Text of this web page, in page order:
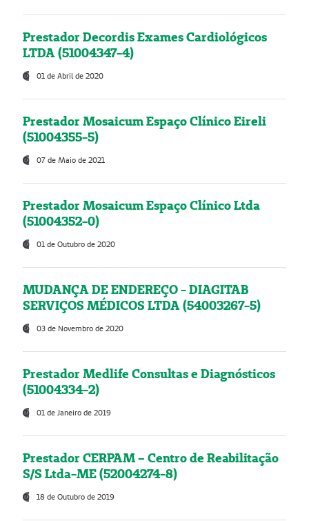
Prestador Decordis Exames Cardiológicos
LTDA (51004347-4)
01 de Abril de 2020
Prestador Mosaicum Espaço Clínico Eireli
(51004355-5)
07 de Maio de 2021
Prestador Mosaicum Espaço Clínico Ltda
(51004352-0)
01 de Outubro de 2020
MUDANÇA DE ENDEREÇO - DIAGITAB
SERVIÇOS MÉDICOS LTDA (54003267-5)
03 de Novembro de 2020
Prestador Medlife Consultas e Diagnósticos
(51004334-2)
01 de Janeiro de 2019
Prestador CERPAM – Centro de Reabilitação
S/S Ltda-ME (52004274-8)
18 de Outubro de 2019